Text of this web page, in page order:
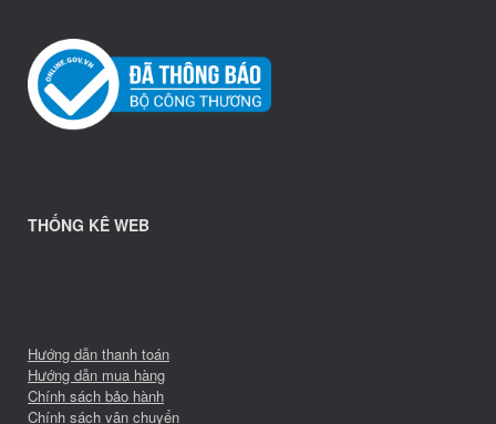
THỐNG KÊ WEB
Hướng dẫn thanh toán
Hướng dẫn mua hàng
Chính sách bảo hành
Chính sách vận chuyển